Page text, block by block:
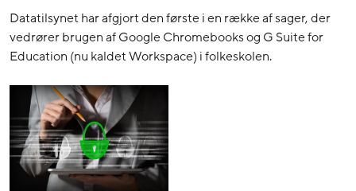
Datatilsynet har afgjort den første i en række af sager, der
vedrører brugen af Google Chromebooks og G Suite for
Education (nu kaldet Workspace) i folkeskolen.